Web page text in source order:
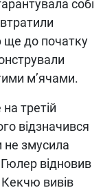
собі
ще до початку
м’ячами.
третій
відзначився
не змусила
відновив
Кекчю вивів